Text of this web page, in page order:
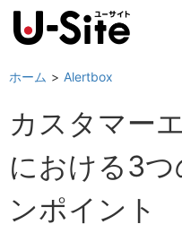
ホーム Alertbox
カスタマー
における3
ンポイント